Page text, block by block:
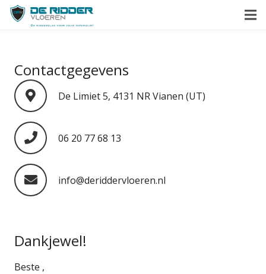
Contactgegevens
De Limiet 5, 4131 NR Vianen (UT)
06 20 77 68 13
info@deriddervloeren.nl
Dankjewel!
Beste ,